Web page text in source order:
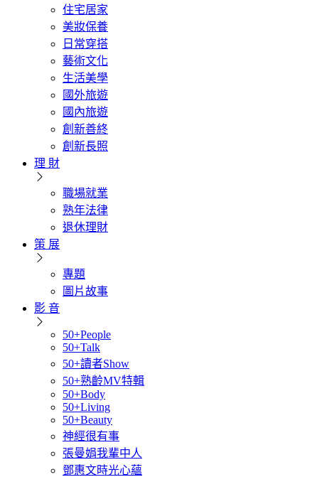
住宅居家
美妝保養
日常穿搭
藝術文化
生活美學
國外旅遊
國內旅遊
創新善終
創新長照
理 財
職場就業
熟年法律
退休理財
策 展
專題
圖片故事
影 音
50+People
50+Talk
50+讀者Show
50+熟齡MV特輯
50+Body
50+Living
50+Beauty
神經很有事
張曼娟我輩中人
鄧惠文時光心蘊